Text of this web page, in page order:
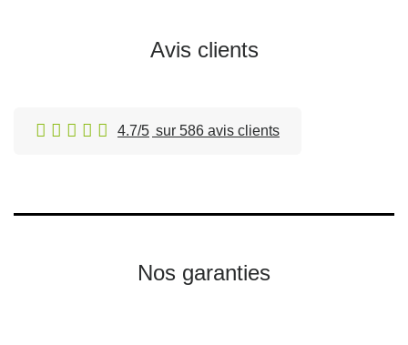
Avis clients
4.7/5 sur 586 avis clients
Nos garanties